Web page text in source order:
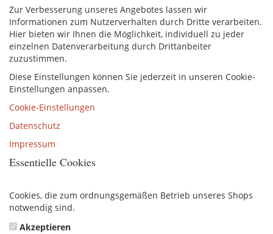
Zur Verbesserung unseres Angebotes lassen wir
Informationen zum Nutzerverhalten durch Dritte verarbeiten.
Hier bieten wir Ihnen die Möglichkeit, individuell zu jeder
einzelnen Datenverarbeitung durch Drittanbeiter
zuzustimmen.
Diese Einstellungen können Sie jederzeit in unseren Cookie-
Einstellungen anpassen.
Cookie-Einstellungen
Datenschutz
Impressum
Essentielle Cookies
Cookies, die zum ordnungsgemäßen Betrieb unseres Shops
notwendig sind.
Akzeptieren